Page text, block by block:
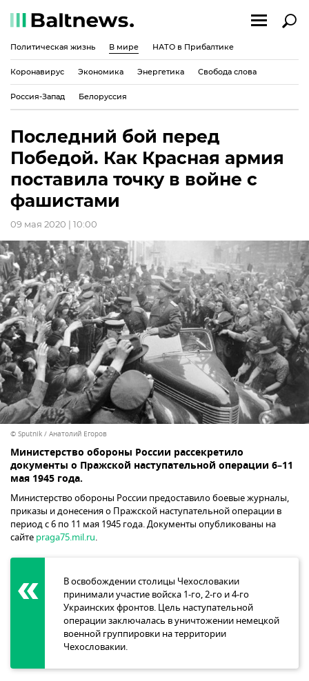
Политическая жизнь В мире НАТО в Прибалтике
Коронавирус Экономика Энергетика Свобода слова
Россия-Запад Белоруссия
Последний бой перед
Победой. Как Красная армия
поставила точку в войне с
фашистами
09 мая 2020 | 10:00
© Sputnik / Анатолий Егоров
Министерство обороны России рассекретило
документы о Пражской наступательной операции 6–11
мая 1945 года.
Министерство обороны России предоставило боевые журналы,
приказы и донесения о Пражской наступательной операции в
период с 6 по 11 мая 1945 года. Документы опубликованы на
сайте praga75.mil.ru.
В освобождении столицы Чехословакии
принимали участие войска 1-го, 2-го и 4-го
Украинских фронтов. Цель наступательной
операции заключалась в уничтожении немецкой
военной группировки на территории
Чехословакии.